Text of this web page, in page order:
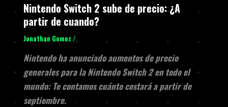
Nintendo Switch 2 sube de precio: ¿A
partir de cuando?
Jonathan Gomez /
Nintendo ha anunciado aumentos de precio
generales para la Nintendo Switch 2 en todo el
mundo: Te contamos cuánto costará a partir de
septiembre.